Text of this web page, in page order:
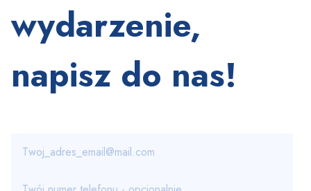
wydarzenie,
napisz do nas!